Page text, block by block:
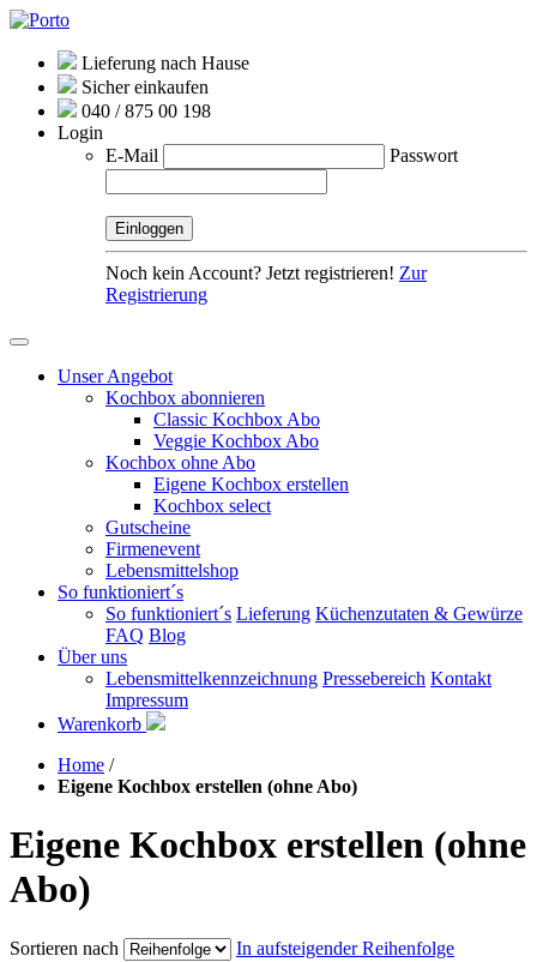
Lieferung nach Hause
Sicher einkaufen
040 / 875 00 198
Login
E-Mail
Passwort
Noch kein Account? Jetzt registrieren! Zur
Registrierung
Unser Angebot
Kochbox abonnieren
Classic Kochbox Abo
Veggie Kochbox Abo
Kochbox ohne Abo
Eigene Kochbox erstellen
Kochbox select
Gutscheine
Firmenevent
Lebensmittelshop
So funktioniert´s
So funktioniert´s Lieferung Küchenzutaten & Gewürze
FAQ Blog
Über uns
Lebensmittelkennzeichnung Pressebereich Kontakt
Impressum
Warenkorb
Home /
Eigene Kochbox erstellen (ohne Abo)
Eigene Kochbox erstellen (ohne
Abo)
Sortieren nach In aufsteigender Reihenfolge